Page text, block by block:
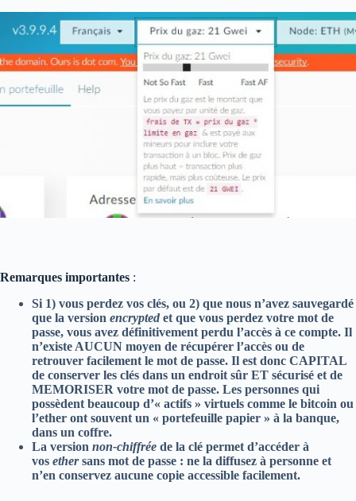
Remarques importantes :
Si 1) vous perdez vos clés, ou 2) que nous n’avez sauvegardé
que la version encrypted et que vous perdez votre mot de
passe, vous avez définitivement perdu l’accès à ce compte. Il
n’existe AUCUN moyen de récupérer l’accès ou de
retrouver facilement le mot de passe. Il est donc CAPITAL
de conserver les clés dans un endroit sûr ET sécurisé et de
MEMORISER votre mot de passe. Les personnes qui
possèdent beaucoup d’« actifs » virtuels comme le bitcoin ou
l’ether ont souvent un « portefeuille papier » à la banque,
dans un coffre.
La version non-chiffrée de la clé permet d’accéder à
vos ethersans mot de passe : ne la diffusez à personne et
n’en conservez aucune copie accessible facilement.